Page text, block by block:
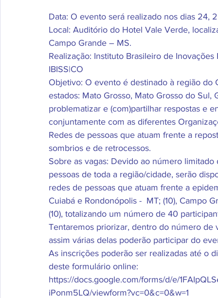
Data: O evento será realizado nos dias 24,
Local: Auditório do Hotel Vale Verde,
Campo Grande – MS.
Realização: Instituto Brasileiro de
IBISS|CO
Objetivo: O evento é destinado à região
estados: Mato Grosso, Mato Grosso do
problematizar e (com)partilhar respostas e
conjuntamente com as diferentes
Redes de pessoas que atuam frente a
sombrios e de retrocessos.
Sobre as vagas: Devido ao número
pessoas de toda a região/cidade, serão
redes de pessoas que atuam frente a
Cuiabá e Rondonópolis -  MT; (10), Campo
(10), totalizando um número de 40
Tentaremos priorizar, dentro do número de
assim várias delas poderão participar do
As inscrições poderão ser realizadas até o
deste formulário online:
https://docs.google.com/forms/d/e/
iPonm5LQ/viewform?vc=0&c=0&w=1